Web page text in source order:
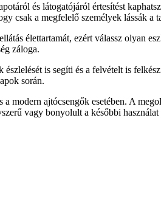
és látogatójáról értesítést
csak a megfelelő személyek lássák a
élettartamát, ezért válassz olyan
záloga.
is segíti és a felvételt is
során.
modern ajtócsengők esetében. A
vagy bonyolult a későbbi használat